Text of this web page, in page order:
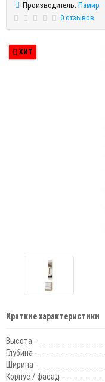
Производитель: Памир
0 отзывов
ХИТ
Краткие характеристики
Высота -
Глубина -
Ширина -
Корпус / фасад -